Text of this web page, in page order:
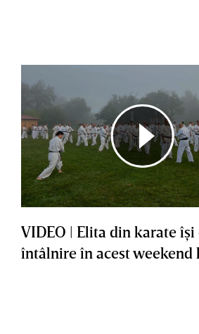
VIDEO | Elita din karate îşi
întâlnire în acest weekend